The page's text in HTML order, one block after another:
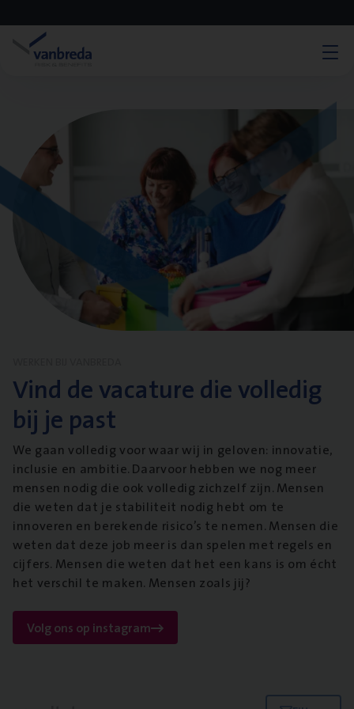
Vind de vacature die volledig
bij je past
We gaan volledig voor waar wij in geloven: innovatie,
inclusie en ambitie. Daarvoor hebben we nog meer
mensen nodig die ook volledig zichzelf zijn. Mensen
die weten dat je stabiliteit nodig hebt om te
innoveren en berekende risico’s te nemen. Mensen die
weten dat deze job meer is dan spelen met regels en
cijfers. Mensen die weten dat het een kans is om écht
het verschil te maken. Mensen zoals jij?
Volg ons op instagram